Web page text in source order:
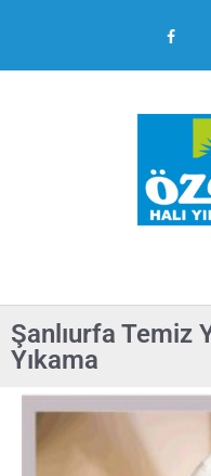
Şanlıurfa Temiz
Yıkama